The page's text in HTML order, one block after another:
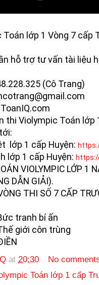
lớp 1 Vòng 7 cấp
(Cô Trang)
thi Violympic Toán lớp
lớp 1 cấp Huyện:
lớp 1 cấp Huyện:
VIOLYMPIC LỚP 1
DẪN GIẢI).
THI SỐ 7 CẤP
tranh bí ấn
giới côn trùng
at 20:30
No
Toán lớp 1 cấp